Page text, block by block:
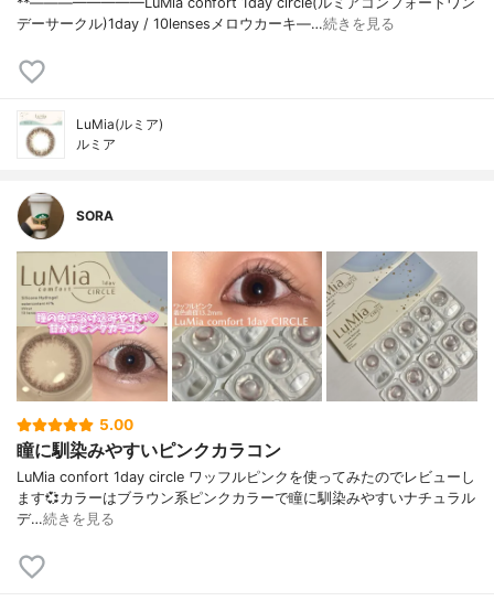
デーサークル)⁡1day / 10lensesメロウカーキ⁡—…続きを見る
LuMia(ルミア)
ルミア
SORA
5.00
瞳に馴染みやすいピンクカラコン
LuMia confort 1day circle ワッフルピンクを使ってみたのでレビューし
ます💞⁡カラーはブラウン系ピンクカラーで瞳に馴染みやすいナチュラル
デ…続きを見る